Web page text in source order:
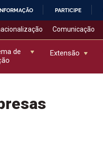
PARTICIPE
Comunicação
de
Extensão